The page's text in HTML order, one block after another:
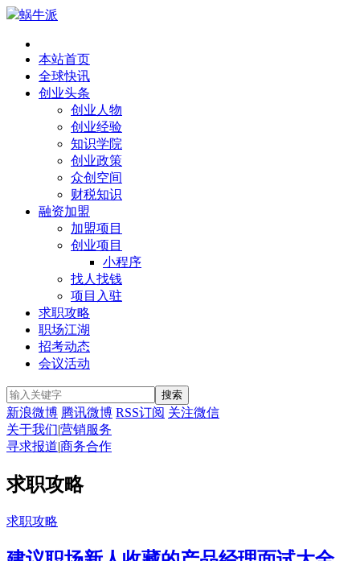
蜗牛派
本站首页
全球快讯
创业头条
创业人物
创业经验
知识学院
创业政策
众创空间
财税知识
融资加盟
加盟项目
创业项目
小程序
找人找钱
项目入驻
求职攻略
职场江湖
招考动态
会议活动
新浪微博 腾讯微博 RSS订阅 关注微信
关于我们|营销服务
寻求报道|商务合作
求职攻略
求职攻略